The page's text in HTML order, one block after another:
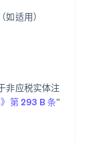
适用）
非应税实体注
第 293 B 条”